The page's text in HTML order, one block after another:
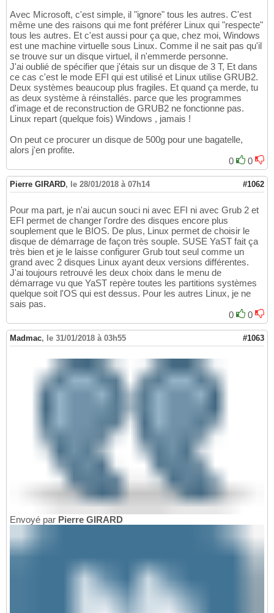
Avec Microsoft, c'est simple, il "ignore" tous les autres. C'est
même une des raisons qui me font préférer Linux qui "respecte"
tous les autres. Et c'est aussi pour ça que, chez moi, Windows
est une machine virtuelle sous Linux. Comme il ne sait pas qu'il
se trouve sur un disque virtuel, il n'emmerde personne.
J'ai oublié de spécifier que j'étais sur un disque de 3 T, Et dans
ce cas c'est le mode EFI qui est utilisé et Linux utilise GRUB2.
Deux systèmes beaucoup plus fragiles. Et quand ça merde, tu
as deux système à réinstallés. parce que les programmes
d'image et de reconstruction de GRUB2 ne fonctionne pas.
Linux repart (quelque fois) Windows , jamais !
On peut ce procurer un disque de 500g pour une bagatelle,
alors j'en profite.
0
0
Pierre GIRARD, le 28/01/2018 à 07h14 #1062
Pour ma part, je n'ai aucun souci ni avec EFI ni avec Grub 2 et
EFI permet de changer l'ordre des disques encore plus
souplement que le BIOS. De plus, Linux permet de choisir le
disque de démarrage de façon très souple. SUSE YaST fait ça
très bien et je le laisse configurer Grub tout seul comme un
grand avec 2 disques Linux ayant deux versions différentes.
J'ai toujours retrouvé les deux choix dans le menu de
démarrage vu que YaST repère toutes les partitions systèmes
quelque soit l'OS qui est dessus. Pour les autres Linux, je ne
sais pas.
0
0
Madmac, le 31/01/2018 à 03h55 #1063
Envoyé par Pierre GIRARD